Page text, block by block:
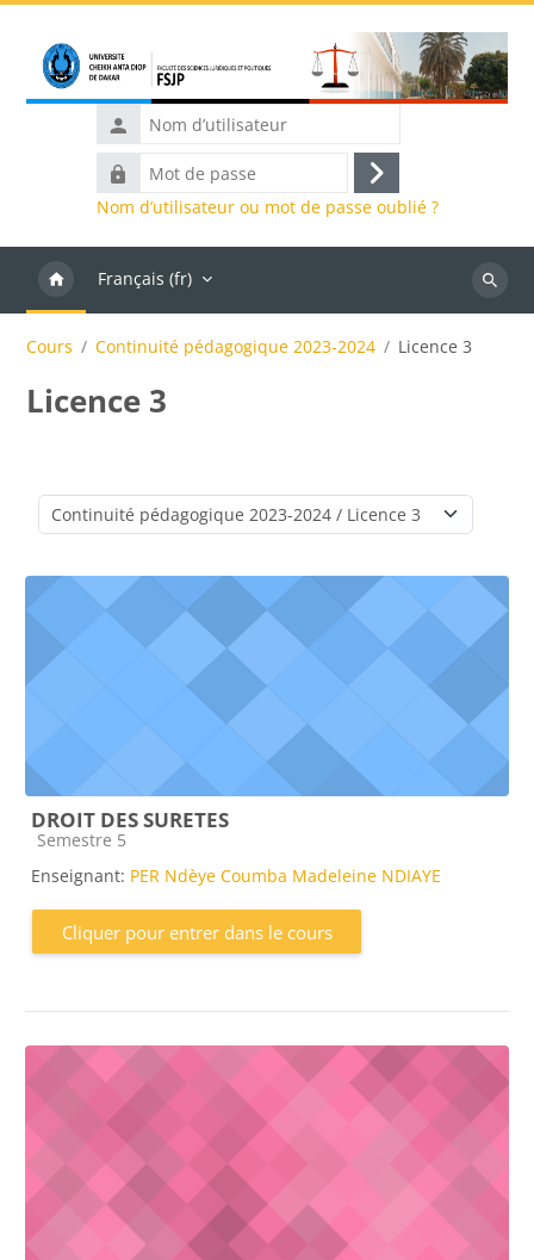
Nom
d’utilisateur
Mot
de
Connexion
Nom d’utilisateur ou mot de passe oublié ?
Français ‎(fr)‎
cours
Cours Continuité pédagogique 2023-2024 Licence 3
Licence 3
Catégories de cours
DROIT DES SURETES
Catégorie de cours
Semestre 5
Enseignant: PER Ndèye Coumba Madeleine NDIAYE
Cliquer pour entrer dans le cours